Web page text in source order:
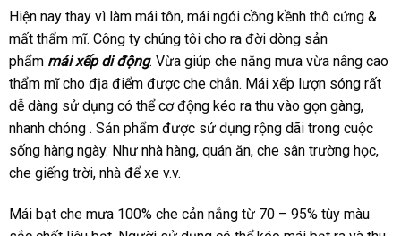
Hiện nay thay vì làm mái tôn, mái ngói cồng kềnh thô cứng &
mất thẩm mĩ. Công ty chúng tôi cho ra đời dòng sản
phẩm mái xếp di động. Vừa giúp che nắng mưa vừa nâng cao
thẩm mĩ cho địa điểm được che chắn. Mái xếp lượn sóng rất
dễ dàng sử dụng có thể cơ động kéo ra thu vào gọn gàng,
nhanh chóng . Sản phẩm được sử dụng rộng dãi trong cuộc
sống hàng ngày. Như nhà hàng, quán ăn, che sân trường học,
che giếng trời, nhà để xe v.v.
Mái bạt che mưa 100% che cản nắng từ 70 – 95% tùy màu